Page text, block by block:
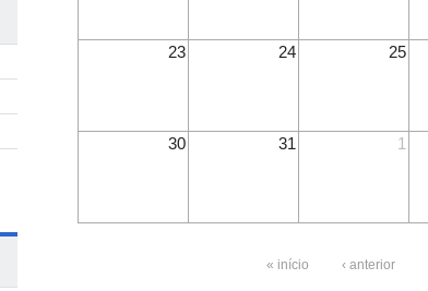
23 24 25
30 31 1
« início ‹ anterior